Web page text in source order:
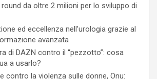
round da oltre 2 milioni per lo sviluppo di
ed eccellenza nell’urologia grazie al
avanzata
di DAZN contro il “pezzotto”: cosa
a usarlo?
contro la violenza sulle donne, Onu: